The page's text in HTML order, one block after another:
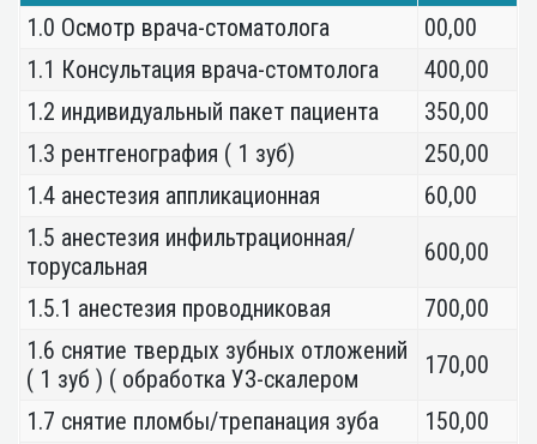
1.0 Осмотр врача-стоматолога
00,00
1.1 Консультация врача-стомтолога
400,00
1.2 индивидуальный пакет пациента
350,00
1.3 рентгенография ( 1 зуб)
250,00
1.4 анестезия аппликационная
60,00
1.5 анестезия инфильтрационная/
торусальная
600,00
1.5.1 анестезия проводниковая
700,00
1.6 снятие твердых зубных отложений
( 1 зуб ) ( обработка УЗ-скалером
170,00
1.7 снятие пломбы/трепанация зуба
150,00